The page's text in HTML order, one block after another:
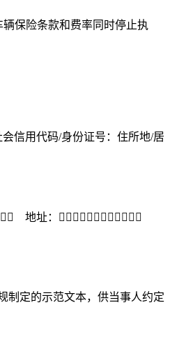
保险条款和费率同时停止执
信用代码/身份证号：住所地/居
地址：￿￿￿￿￿￿￿￿￿￿￿￿
制定的示范文本，供当事人约定